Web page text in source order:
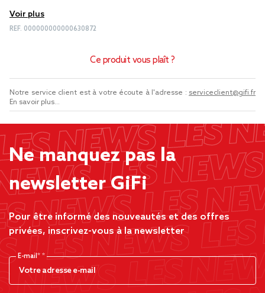
Voir plus
REF. 000000000000630872
Ce produit vous plaît ?
Notre service client est à votre écoute à l'adresse : serviceclient@gifi.fr
En savoir plus...
Ne manquez pas la
newsletter GiFi
Pour être informé des nouveautés et des offres
privées, inscrivez-vous à la newsletter
E-mail*